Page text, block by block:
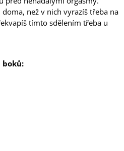
doma, než v nich vyrazíš třeba na
tímto sdělením třeba u
boků: